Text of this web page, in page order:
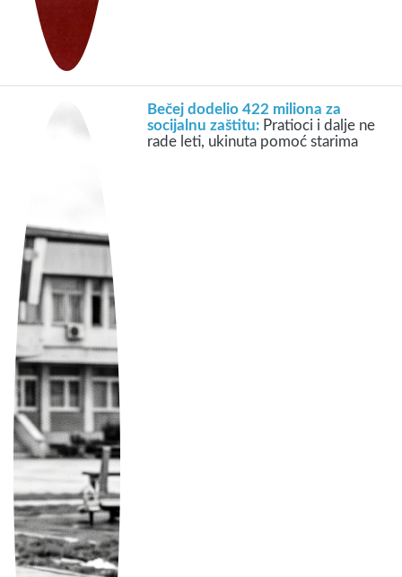
Bečej dodelio 422 miliona za
socijalnu zaštitu: Pratioci i dalje ne
rade leti, ukinuta pomoć starima